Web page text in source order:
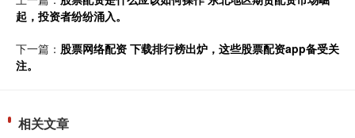
起，投资者纷纷涌入。
下一篇： 股票网络配资 下载排行榜出炉，这些股票配资app备受关
注。
相关文章